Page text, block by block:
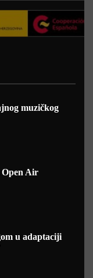
muzičkog
Air
u adaptaciji